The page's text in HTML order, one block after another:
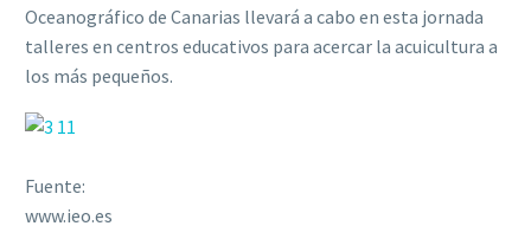
Oceanográfico de Canarias llevará a cabo en esta jornada
talleres en centros educativos para acercar la acuicultura a
los más pequeños.
Fuente:
www.ieo.es